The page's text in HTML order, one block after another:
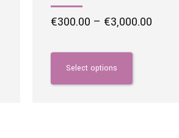
€300.00 – €3,000.00Price
Select options
product